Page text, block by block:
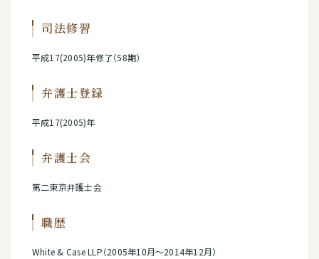
司法修習
平成17(2005)年修了（58期）
弁護士登録
平成17(2005)年
弁護士会
第二東京弁護士会
職歴
White & Case LLP（2005年10月～2014年12月）